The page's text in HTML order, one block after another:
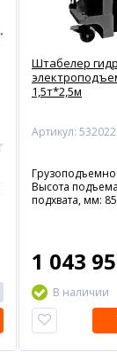
Штабелер
1,5т*2,5м
Артикул:
Высота
подхвата, мм: 85
1 043
В наличии